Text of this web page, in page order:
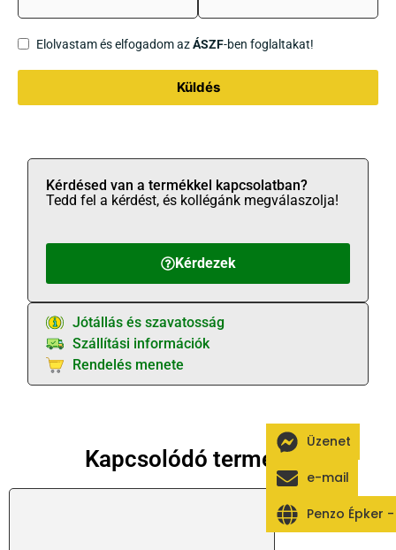
Elolvastam és elfogadom azÁSZF-ben foglaltakat!
Küldés
Kérdezek
Kérdésed van a termékkel kapcsolatban?
Tedd fel a kérdést, és kollégánk megválaszolja!
Jótállás és szavatosság
Szállítási információk
Rendelés menete
Kapcsolódó termékek
Üzenet
e-mail
Penzo Épker